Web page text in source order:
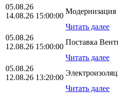
05.08.26
14.08.26 15:00:00
Модернизация
Читать далее
05.08.26
12.08.26 15:00:00
Поставка
Читать далее
05.08.26
12.08.26 13:20:00
Читать далее